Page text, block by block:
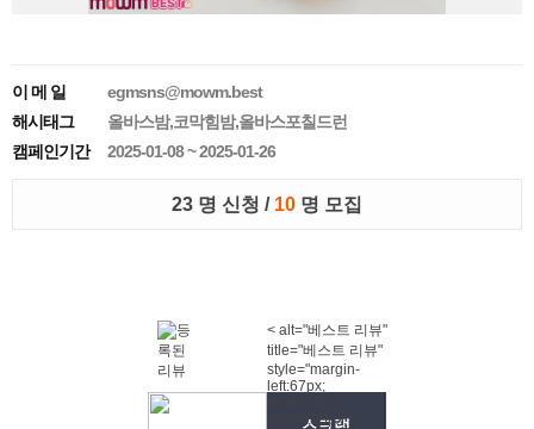
이 메 일
egmsns@mowm.best
해시태그
올바스밤,코막힘밤,올바스포칠드런
캠페인기간
2025-01-08 ~ 2025-01-26
23 명 신청 / 10 명 모집
< alt="베스트 리뷰"
title="베스트 리뷰"
style="margin-
left:67px;
height:25px;">